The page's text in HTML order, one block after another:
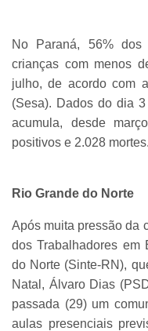
No Paraná, 56%
crianças com menos
julho, de acordo com
(Sesa). Dados do dia
acumula, desde
positivos e 2.028 mortes.
Rio Grande do Norte
Após muita pressão da
dos Trabalhadores em
do Norte (Sinte-RN),
Natal, Álvaro Dias
passada (29) um
aulas presenciais